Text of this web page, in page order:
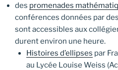
des promenades
conférences données par
sont accessibles aux
durent environ une heure.
Histoires d’ellipses par
au Lycée Louise Weiss